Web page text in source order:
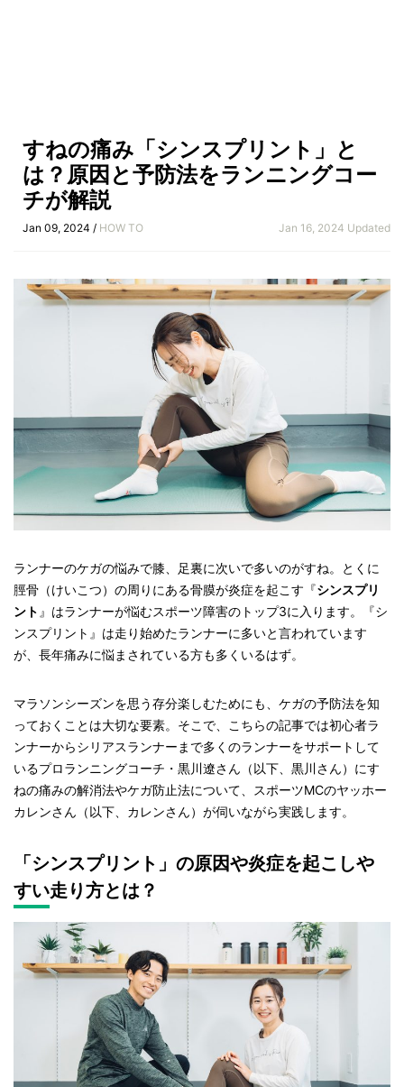
すねの痛み「シンスプリント」と
は？原因と予防法をランニングコー
チが解説
Jan 09, 2024 / HOW TO Jan 16, 2024 Updated
ランナーのケガの悩みで膝、足裏に次いで多いのがすね。とくに
脛骨（けいこつ）の周りにある骨膜が炎症を起こす『シンスプリ
ント 』はランナーが悩むスポーツ障害のトップ3に入ります。『シ
ンスプリント』は走り始めたランナーに多いと言われています
が、長年痛みに悩まされている方も多くいるはず。
マラソンシーズンを思う存分楽しむためにも、ケガの予防法を知
っておくことは大切な要素。そこで、こちらの記事では初心者ラ
ンナーからシリアスランナーまで多くのランナーをサポートして
いるプロランニングコーチ・黒川遼さん（以下、黒川さん）にす
ねの痛みの解消法やケガ防止法について、スポーツMCのヤッホー
カレンさん（以下、カレンさん）が伺いながら実践します。
「シンスプリント」の原因や炎症を起こしや
すい走り方とは？